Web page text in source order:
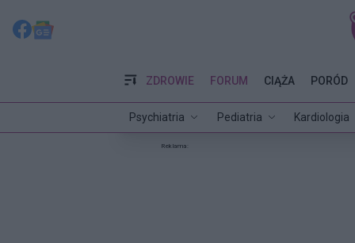
ZDROWIE
Psychiatria Pediatria Kardiologia
FORUM CIĄŻA PORÓD
Reklama: